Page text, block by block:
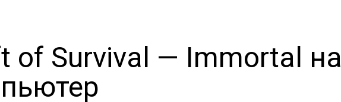
of Survival — Immortal на